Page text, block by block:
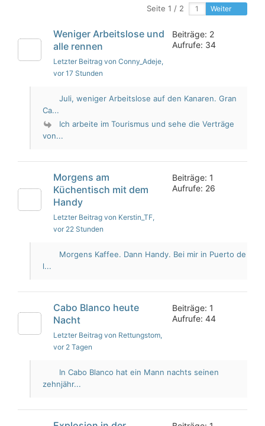
Seite 1 / 2 Weiter
Weniger Arbeitslose und
alle rennen
Letzter Beitrag von Conny_Adeje,
vor 17 Stunden
Beiträge: 2
Aufrufe: 34
Juli, weniger Arbeitslose auf den Kanaren. Gran
Ca...
Ich arbeite im Tourismus und sehe die Verträge
von...
Morgens am
Küchentisch mit dem
Handy
Letzter Beitrag von Kerstin_TF,
vor 22 Stunden
Beiträge: 1
Aufrufe: 26
Morgens Kaffee. Dann Handy. Bei mir in Puerto de
l...
Cabo Blanco heute
Nacht
Letzter Beitrag von Rettungstom,
vor 2 Tagen
Beiträge: 1
Aufrufe: 44
In Cabo Blanco hat ein Mann nachts seinen
zehnjähr...